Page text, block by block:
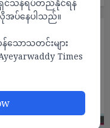
င်သန်ရပ်တည်နိုင်ရန်
ပ်နေပါသည်။
ောသတင်းများ
Times
တွက် အီရန်ရဲ့
ေရိကန် ပြော